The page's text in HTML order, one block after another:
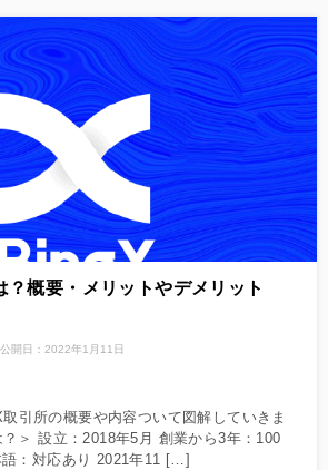
概要・メリットやデメリット
公開日： 2022年1月11日
引所の概要や内容ついて図解していきま
設立：2018年5月 創業から3年：100
：対応あり 2021年11 […]